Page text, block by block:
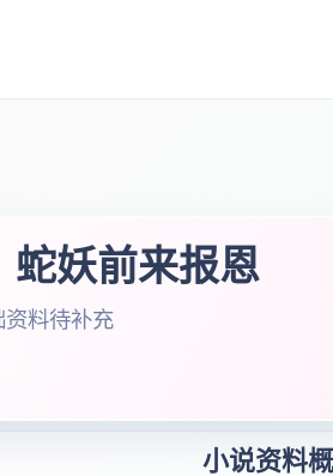
蛇妖前来报恩
资料待补充
小说资料